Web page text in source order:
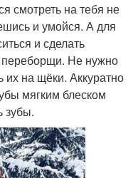
смотреть на тебя не
и умойся. А для
и сделать
переборщи. Не нужно
их на щёки. Аккуратно
мягким блеском
зубы.